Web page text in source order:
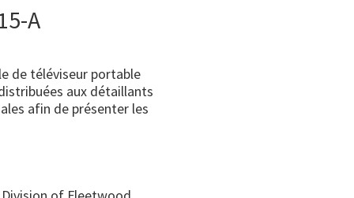
A
de téléviseur portable
aux détaillants
afin de présenter les